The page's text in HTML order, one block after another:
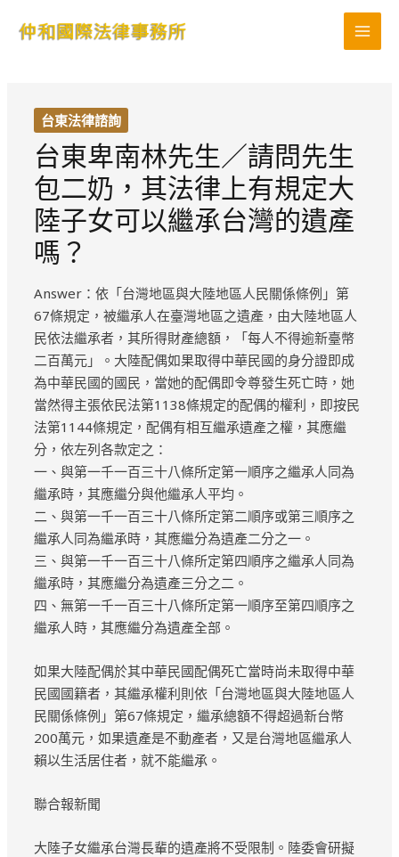
台東法律諮詢
台東卑南林先生／請問先生
包二奶，其法律上有規定大
陸子女可以繼承台灣的遺產
嗎？
Answer：依「台灣地區與大陸地區人民關係條例」第
67條規定，被繼承人在臺灣地區之遺產，由大陸地區人
民依法繼承者，其所得財產總額，「每人不得逾新臺幣
二百萬元」。大陸配偶如果取得中華民國的身分證即成
為中華民國的國民，當她的配偶即令尊發生死亡時，她
當然得主張依民法第1138條規定的配偶的權利，即按民
法第1144條規定，配偶有相互繼承遺產之權，其應繼
分，依左列各款定之：
一、與第一千一百三十八條所定第一順序之繼承人同為
繼承時，其應繼分與他繼承人平均。
二、與第一千一百三十八條所定第二順序或第三順序之
繼承人同為繼承時，其應繼分為遺產二分之一。
三、與第一千一百三十八條所定第四順序之繼承人同為
繼承時，其應繼分為遺產三分之二。
四、無第一千一百三十八條所定第一順序至第四順序之
繼承人時，其應繼分為遺產全部。
如果大陸配偶於其中華民國配偶死亡當時尚未取得中華
民國國籍者，其繼承權利則依「台灣地區與大陸地區人
民關係條例」第67條規定，繼承總額不得超過新台幣
200萬元，如果遺產是不動產者，又是台灣地區繼承人
賴以生活居住者，就不能繼承。
聯合報新聞
大陸子女繼承台灣長輩的遺產將不受限制。陸委會研擬